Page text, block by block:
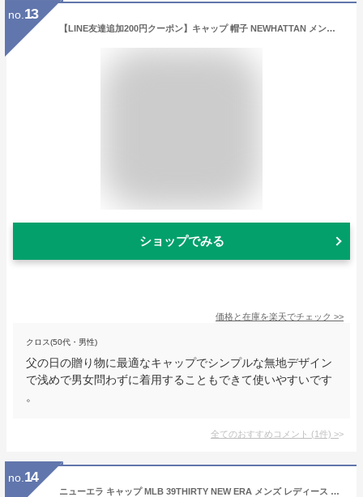
no. 13
【LINE友達追加200円クーポン】キャップ 帽子 NEWHATTAN メンズ 春夏 秋冬 ローキャップ えらべるカラー コットン 無地 浅め ニューハッタン cap-1024 帽子 レディース 野球帽 シンプル 大人 UV サイズ調節 お洒落 男女兼用 オールシーズン 父の日 プレゼント あす楽
ショップでみる
価格と在庫を楽天でチェック >>
クロス(50代・男性)
父の日の贈り物に最適なキャップでシンプルな無地デザイン
で浅めで男女問わずに着用することもできて使いやすいです
。
全てのおすすめコメント (1件) >
no. 14
ニューエラ キャップ MLB 39THIRTY NEW ERA メンズ レディース 帽子 LAドジャース ツインズ ダイヤモンドバックス マーリンズ ブルワーズ ホワイトソックス カブス カージナルス アストロズ ベースボールキャップ メジャーリーグ 野球帽 ストレッチ 深め